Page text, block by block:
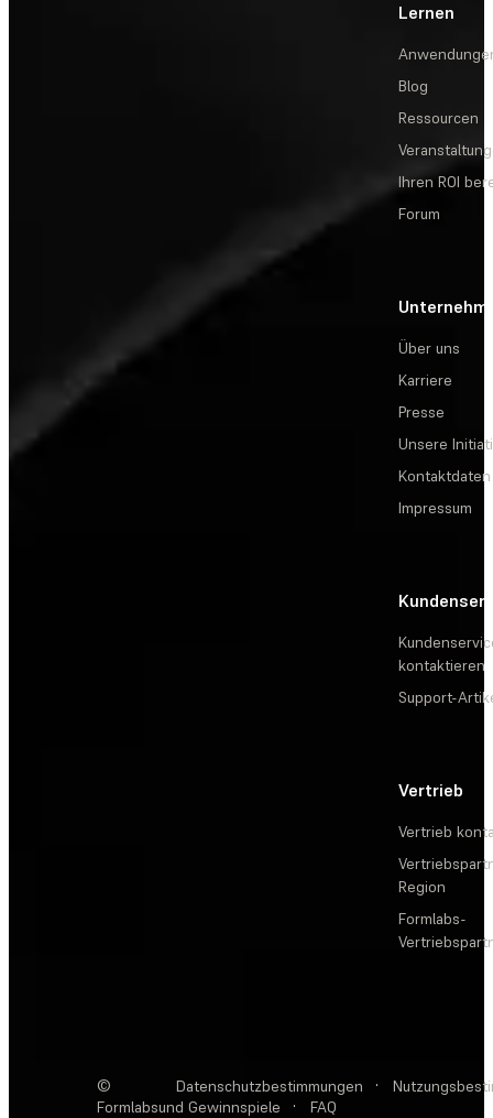
Lernen
Blog
Ressourcen
Ihren ROI
Forum
Über uns
Karriere
Presse
Unsere
Kontaktdaten
Impressum
kontaktieren
Support-
Vertrieb
Vertrieb
Region
Formlabs-
©
Formlabs
Datenschutzbestimmungen ·
und Gewinnspiele
· FAQ